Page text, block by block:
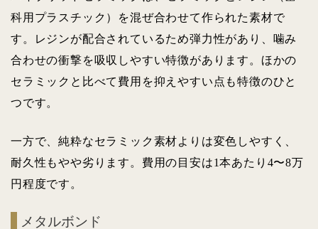
科用プラスチック）を混ぜ合わせて作られた素材で
す。レジンが配合されているため弾力性があり、噛み
合わせの衝撃を吸収しやすい特徴があります。ほかの
セラミックと比べて費用を抑えやすい点も特徴のひと
つです。
一方で、純粋なセラミック素材よりは変色しやすく、
耐久性もやや劣ります。費用の目安は1本あたり4〜8万
円程度です。
メタルボンド